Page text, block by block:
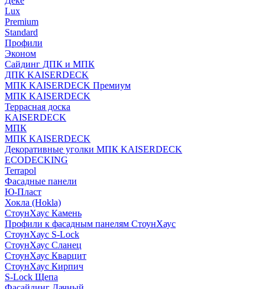
Lux
Premium
Standard
Профили
Эконом
Сайдинг ДПК и МПК
ДПК KAISERDECK
МПК KAISERDECK Премиум
МПК KAISERDECK
Террасная доска
KAISERDECK
МПК
МПК KAISERDECK
Декоративные уголки МПК KAISERDECK
ECODECKING
Terrapol
Фасадные панели
Ю-Пласт
Хокла (Hokla)
СтоунХаус Камень
Профили к фасадным панелям СтоунХаус
СтоунХаус S-Lock
СтоунХаус Сланец
СтоунХаус Кварцит
СтоунХаус Кирпич
S-Lock Щепа